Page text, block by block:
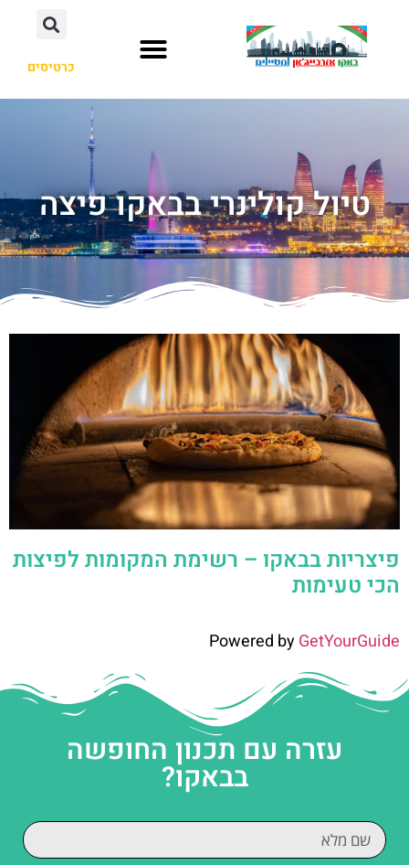
כרטיסים
טיול קולינרי בבאקו פיצה
פיצריות בבאקו – רשימת המקומות לפיצות
הכי טעימות
Powered byGetYourGuide
עזרה עם תכנון החופשה
בבאקו?